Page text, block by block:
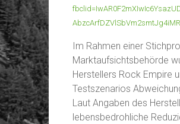
Im Rahmen einer
Marktaufsichtsbehörde
Herstellers Rock Empire
Testszenarios
Laut Angaben des
lebensbedrohliche